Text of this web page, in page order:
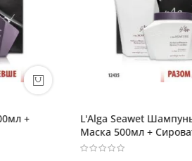
L'Alga Seawet Шампунь 1000мл +
Маска 500мл + Сироватка 100мл